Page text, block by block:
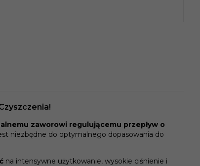
zaworowi regulującemu przepływ o
niezbędne do optymalnego dopasowania do
na intensywne użytkowanie, wysokie ciśnienie i